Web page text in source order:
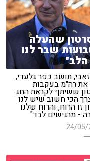
שהעלה
שבר לנו
זאבי, תושב כפר גלעדי,
רה"מ בעקבות
ששיתף לקראת החג:
הכי חשוב שיש לנו
זו הרוח, והרוח שלנו
- מרגישים לבד"
24/05/